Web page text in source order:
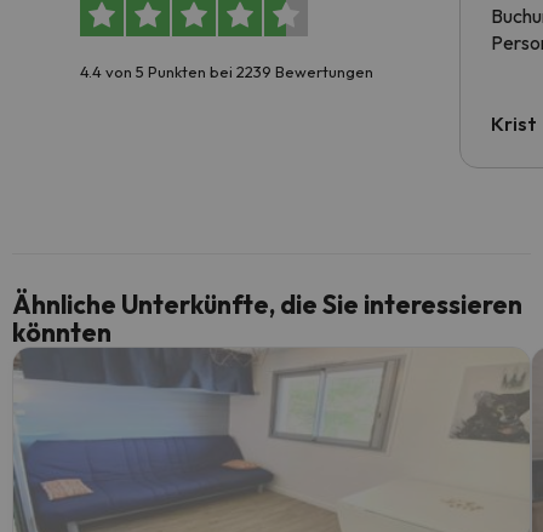
4.4 von 5 Punkten bei 2239 Bewertungen
Krist
Ähnliche Unterkünfte, die Sie interessieren
könnten